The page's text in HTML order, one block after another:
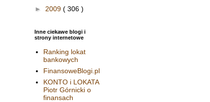
► 2009 ( 306 )
Inne ciekawe blogi i
strony internetowe
Ranking lokat
bankowych
FinansoweBlogi.pl
KONTO i LOKATA
Piotr Górnicki o
finansach